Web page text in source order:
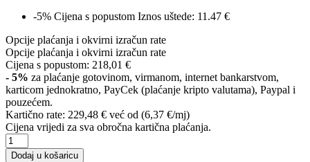
-5% Cijena s popustom Iznos uštede: 11.47 €
Opcije plaćanja i okvirni izračun rate
Opcije plaćanja i okvirni izračun rate
Cijena s popustom: 218,01 €
- 5% za plaćanje gotovinom, virmanom, internet bankarstvom,
karticom jednokratno, PayCek (plaćanje kripto valutama), Paypal i
pouzećem.
Kartično rate: 229,48 € već od (6,37 €/mj)
Cijena vrijedi za sva obročna kartična plaćanja.
Dodaj u košaricu